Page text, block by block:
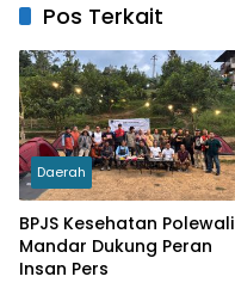
Pos Terkait
Daerah
BPJS Kesehatan Polewali
Mandar Dukung Peran
Insan Pers